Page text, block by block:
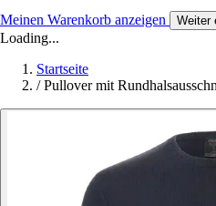
Meinen Warenkorb anzeigen Weiter
Loading...
Startseite
/ Pullover mit